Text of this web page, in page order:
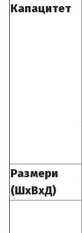
Капацитет
Размери
(ШxВxД)